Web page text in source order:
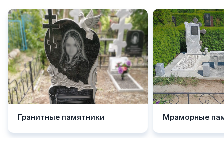
Гранитные памятники Мраморные